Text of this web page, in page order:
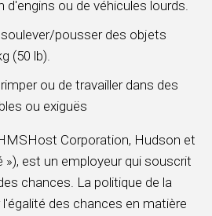
d'engins ou de véhicules lourds.
pousser des objets
(50 lb).
ou de travailler dans des
ou exiguës
Corporation, Hudson et
»), est un employeur qui souscrit
chances. La politique de la
des chances en matière